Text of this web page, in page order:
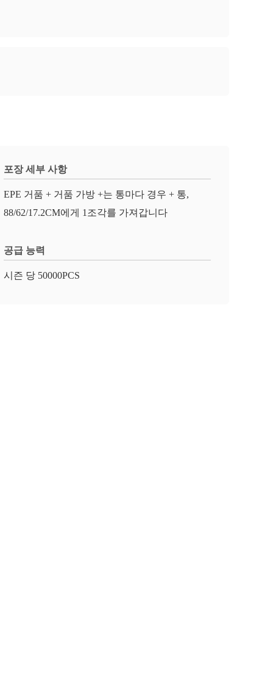
포장 세부 사항
EPE 거품 + 거품 가방 +는 통마다 경우 + 통,
88/62/17.2CM에게 1조각를 가져갑니다
공급 능력
시즌 당 50000PCS